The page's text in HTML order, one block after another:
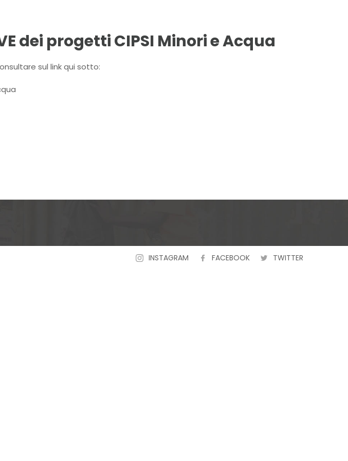
dei progetti CIPSI Minori e Acqua
sul link qui sotto:
TWITTER
FACEBOOK
INSTAGRAM